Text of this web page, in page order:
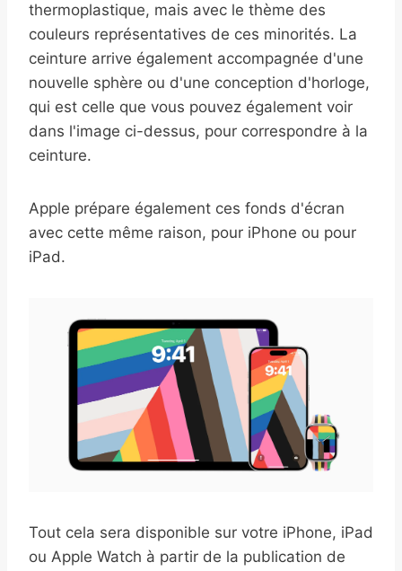
thermoplastique, mais avec le thème des
couleurs représentatives de ces minorités. La
ceinture arrive également accompagnée d'une
nouvelle sphère ou d'une conception d'horloge,
qui est celle que vous pouvez également voir
dans l'image ci-dessus, pour correspondre à la
ceinture.
Apple prépare également ces fonds d'écran
avec cette même raison, pour iPhone ou pour
iPad.
Tout cela sera disponible sur votre iPhone, iPad
ou Apple Watch à partir de la publication de